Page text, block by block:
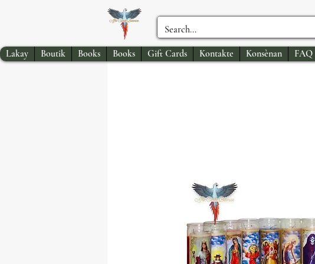
Lakay Boutik Books Books Gift Cards Kontakte Konsènan FAQ